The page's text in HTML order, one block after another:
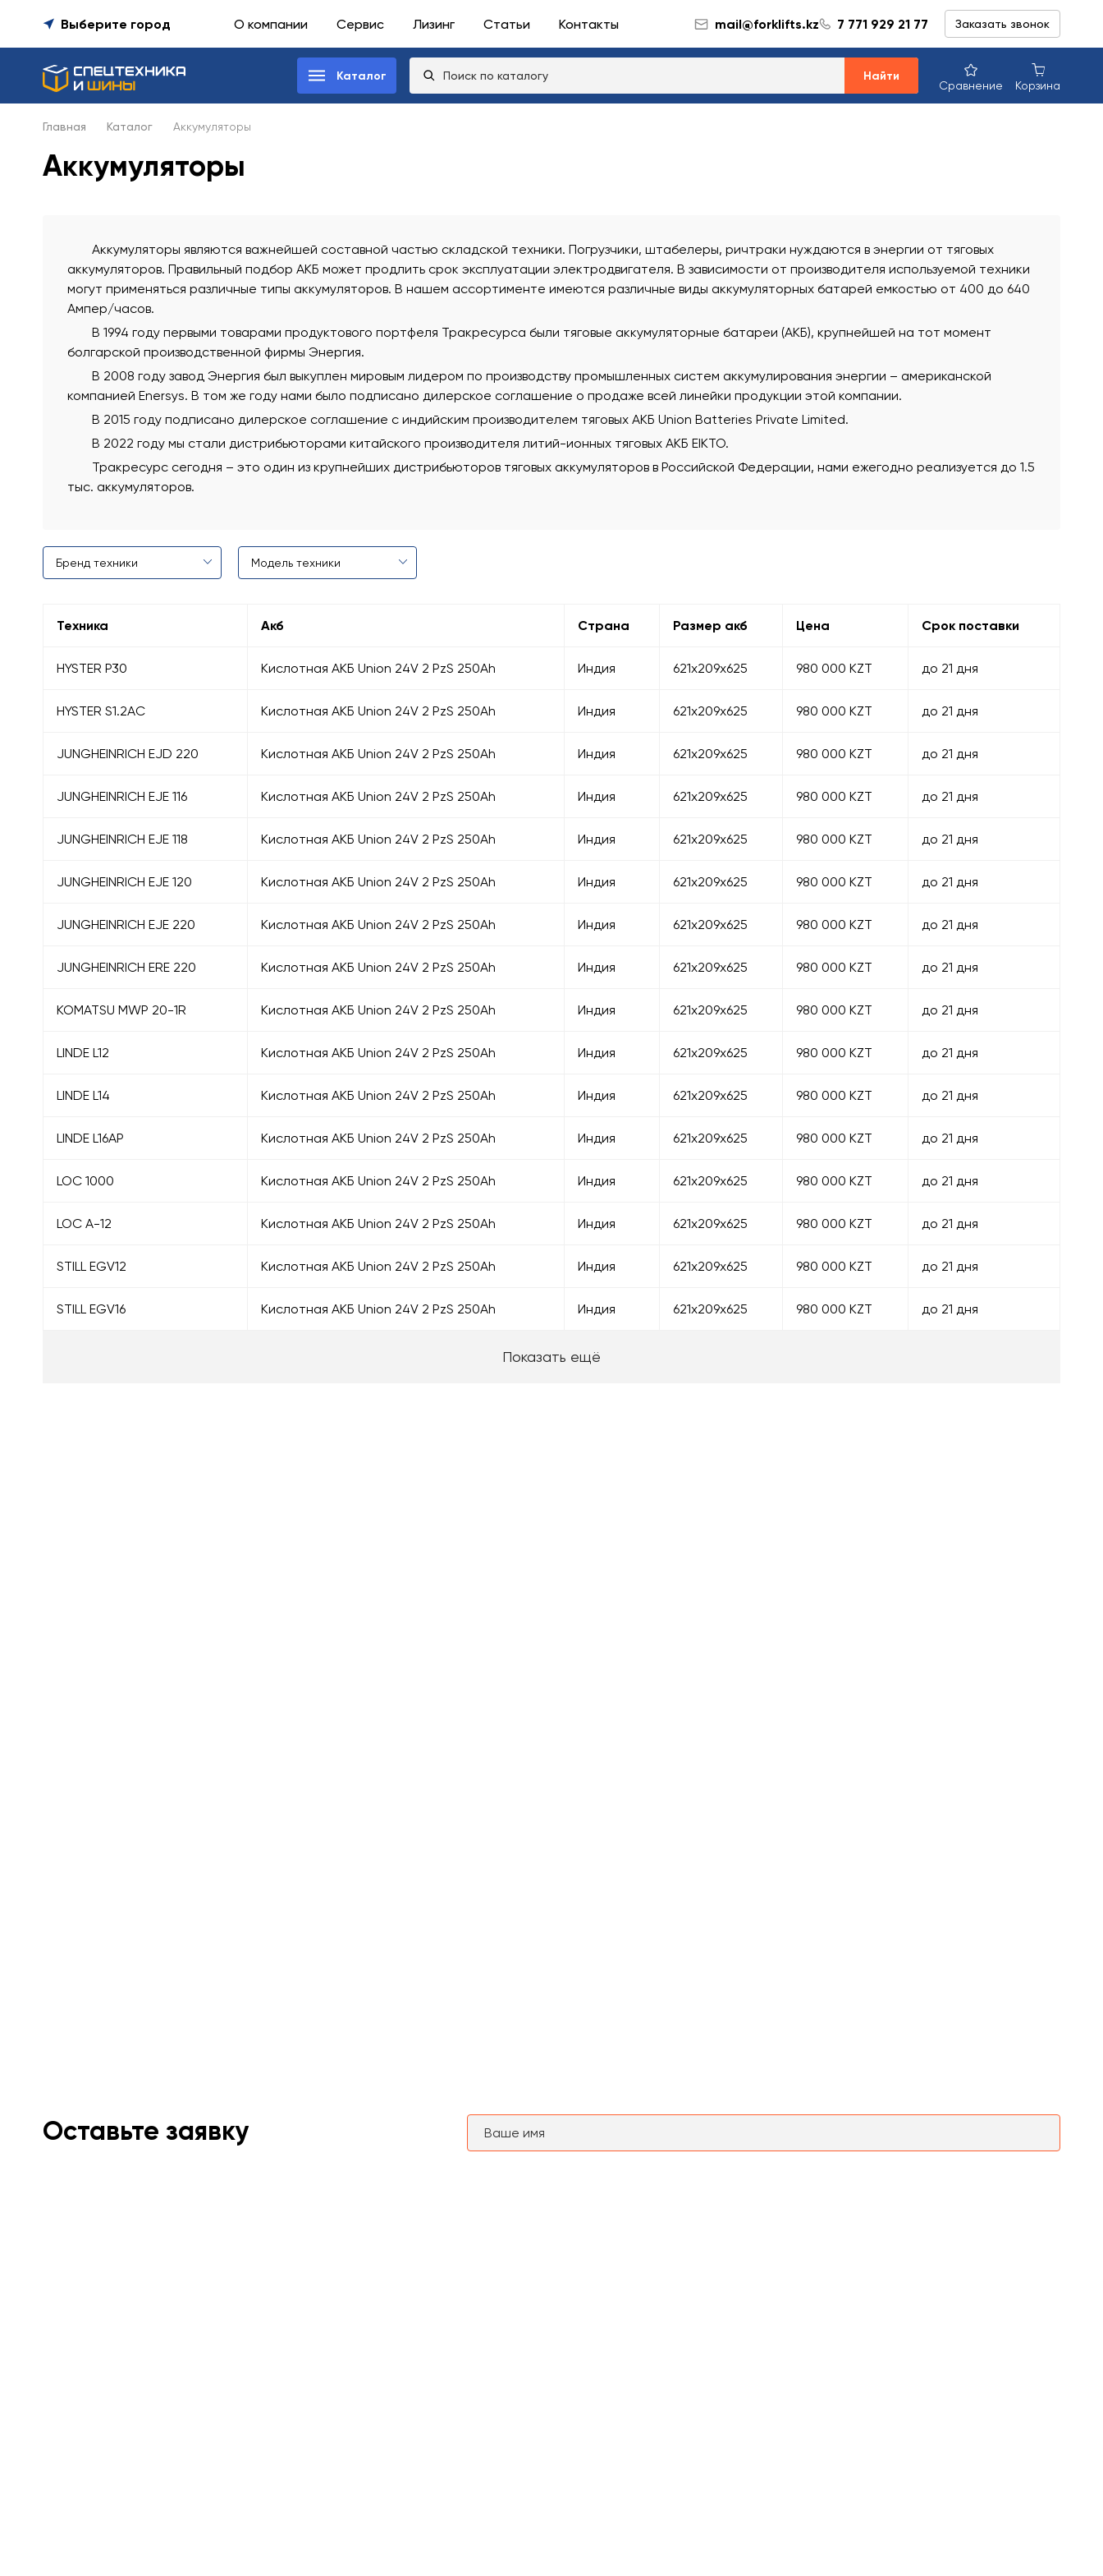
Выберите город О компании Сервис Лизинг Статьи Контакты mail@forklifts.kz 7 771 929 21 77 Заказать звонок
Каталог Найти
Сравнение Корзина
Главная Каталог Аккумуляторы
Аккумуляторы
Аккумуляторы являются важнейшей составной частью складской техники. Погрузчики, штабелеры, ричтраки нуждаются в энергии от тяговых
аккумуляторов. Правильный подбор АКБ может продлить срок эксплуатации электродвигателя. В зависимости от производителя используемой техники
могут применяться различные типы аккумуляторов. В нашем ассортименте имеются различные виды аккумуляторных батарей емкостью от 400 до 640
Ампер/часов.
В 1994 году первыми товарами продуктового портфеля Тракресурса были тяговые аккумуляторные батареи (АКБ), крупнейшей на тот момент
болгарской производственной фирмы Энергия.
В 2008 году завод Энергия был выкуплен мировым лидером по производству промышленных систем аккумулирования энергии – американской
компанией Enersys. В том же году нами было подписано дилерское соглашение о продаже всей линейки продукции этой компании.
В 2015 году подписано дилерское соглашение с индийским производителем тяговых АКБ Union Batteries Private Limited.
В 2022 году мы стали дистрибьюторами китайского производителя литий-ионных тяговых АКБ EIKTO.
Тракресурс сегодня – это один из крупнейших дистрибьюторов тяговых аккумуляторов в Российской Федерации, нами ежегодно реализуется до 1.5
тыс. аккумуляторов.
Техника Акб Страна Размер акб Цена Срок поставки
HYSTER P30 Кислотная АКБ Union 24V 2 PzS 250Ah Индия 621х209х625 980 000 KZT до 21 дня
HYSTER S1.2AC Кислотная АКБ Union 24V 2 PzS 250Ah Индия 621х209х625 980 000 KZT до 21 дня
JUNGHEINRICH EJD 220 Кислотная АКБ Union 24V 2 PzS 250Ah Индия 621х209х625 980 000 KZT до 21 дня
JUNGHEINRICH EJE 116 Кислотная АКБ Union 24V 2 PzS 250Ah Индия 621х209х625 980 000 KZT до 21 дня
JUNGHEINRICH EJE 118 Кислотная АКБ Union 24V 2 PzS 250Ah Индия 621х209х625 980 000 KZT до 21 дня
JUNGHEINRICH EJE 120 Кислотная АКБ Union 24V 2 PzS 250Ah Индия 621х209х625 980 000 KZT до 21 дня
JUNGHEINRICH EJE 220 Кислотная АКБ Union 24V 2 PzS 250Ah Индия 621х209х625 980 000 KZT до 21 дня
JUNGHEINRICH ERE 220 Кислотная АКБ Union 24V 2 PzS 250Ah Индия 621х209х625 980 000 KZT до 21 дня
KOMATSU MWP 20-1R Кислотная АКБ Union 24V 2 PzS 250Ah Индия 621х209х625 980 000 KZT до 21 дня
LINDE L12 Кислотная АКБ Union 24V 2 PzS 250Ah Индия 621х209х625 980 000 KZT до 21 дня
LINDE L14 Кислотная АКБ Union 24V 2 PzS 250Ah Индия 621х209х625 980 000 KZT до 21 дня
LINDE L16AP Кислотная АКБ Union 24V 2 PzS 250Ah Индия 621х209х625 980 000 KZT до 21 дня
LOC 1000 Кислотная АКБ Union 24V 2 PzS 250Ah Индия 621х209х625 980 000 KZT до 21 дня
LOC A-12 Кислотная АКБ Union 24V 2 PzS 250Ah Индия 621х209х625 980 000 KZT до 21 дня
STILL EGV12 Кислотная АКБ Union 24V 2 PzS 250Ah Индия 621х209х625 980 000 KZT до 21 дня
STILL EGV16 Кислотная АКБ Union 24V 2 PzS 250Ah Индия 621х209х625 980 000 KZT до 21 дня
Показать ещё
Оставьте заявку